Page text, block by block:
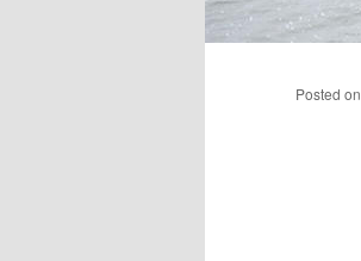
Posted on